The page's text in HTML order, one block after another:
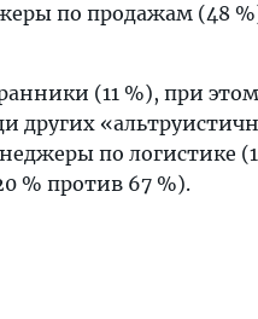
по продажам (48
(11 %), при этом
других
по логистике
% против 67 %).